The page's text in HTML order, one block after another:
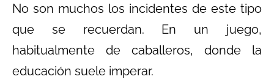
No son muchos los incidentes de este tipo
que se recuerdan. En un juego,
habitualmente de caballeros, donde la
educación suele imperar.